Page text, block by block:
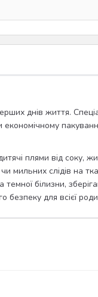
днів життя.
економічному
плями від соку,
мильних слідів на
білизни,
для всієї